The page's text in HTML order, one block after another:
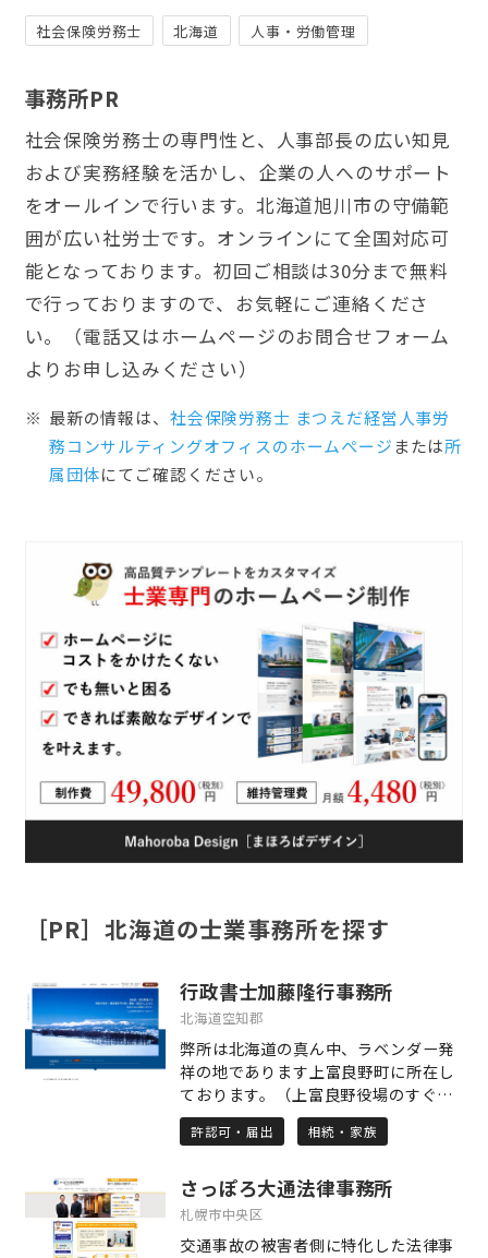
社会保険労務士 北海道 人事・労働管理
事務所PR
社会保険労務士の専門性と、人事部長の広い知見
および実務経験を活かし、企業の人へのサポート
をオールインで行います。北海道旭川市の守備範
囲が広い社労士です。オンラインにて全国対応可
能となっております。初回ご相談は30分まで無料
で行っておりますので、お気軽にご連絡くださ
い。（電話又はホームページのお問合せフォーム
よりお申し込みください）
最新の情報は、 社会保険労務士 まつえだ経営人事労
務コンサルティングオフィスのホームぺージ または所
属団体にてご確認ください。
［PR］北海道の士業事務所を探す
行政書士加藤隆行事務所
北海道空知郡
弊所は北海道の真ん中、ラベンダー発
祥の地であります上富良野町に所在し
ております。（上富良野役場のすぐ向
いです。）主な取扱業務は、相続手続
業務や建設業許可申請（決算・分析・
のほか最近この地方では、インバウン
ドの増加に伴って人気になっておりま
す民泊業の設立サポートなどを行って
許認可・届出 相続・家族
さっぽろ大通法律事務所
札幌市中央区
交通事故の被害者側に特化した法律事